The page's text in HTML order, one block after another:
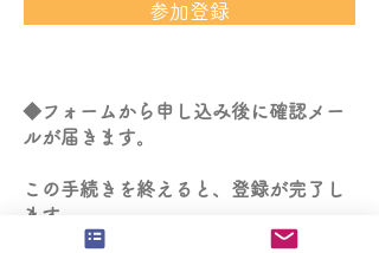
参加登録
◆フォームから申し込み後に確認メー
ルが届きます。
この手続きを終えると、登録が完了し
ます。